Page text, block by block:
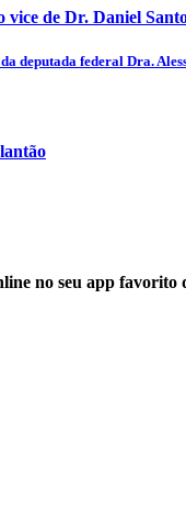
de Dr. Daniel
deputada federal Dra.
no seu app favorito